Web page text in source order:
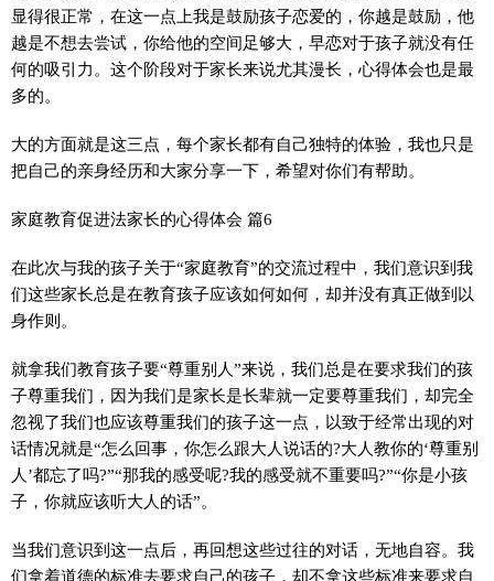
显得很正常，在这一点上我是鼓励孩子恋爱的，你越是鼓励，他
越是不想去尝试，你给他的空间足够大，早恋对于孩子就没有任
何的吸引力。这个阶段对于家长来说尤其漫长，心得体会也是最
多的。
大的方面就是这三点，每个家长都有自己独特的体验，我也只是
把自己的亲身经历和大家分享一下，希望对你们有帮助。
家庭教育促进法家长的心得体会 篇6
在此次与我的孩子关于“家庭教育”的交流过程中，我们意识到我
们这些家长总是在教育孩子应该如何如何，却并没有真正做到以
身作则。
就拿我们教育孩子要“尊重别人”来说，我们总是在要求我们的孩
子尊重我们，因为我们是家长是长辈就一定要尊重我们，却完全
忽视了我们也应该尊重我们的孩子这一点，以致于经常出现的对
话情况就是“怎么回事，你怎么跟大人说话的?大人教你的‘尊重别
人’都忘了吗?”“那我的感受呢?我的感受就不重要吗?”“你是小孩
子，你就应该听大人的话”。
当我们意识到这一点后，再回想这些过往的对话，无地自容。我
们拿着道德的标准去要求自己的孩子，却不拿这些标准来要求自